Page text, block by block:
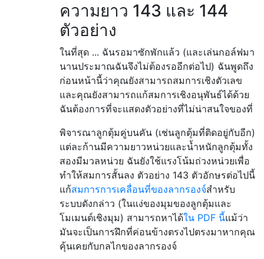
ความยาว 143 และ 144
ตัวอย่าง
ในที่สุด ... ฉันรอมาซักพักแล้ว (และเล่นกอล์ฟมา
นานประมาณฉันจึงไม่ต้องรออีกต่อไป) ฉันพูดถึง
ก่อนหน้านี้ว่าคุณยังสามารถสมการเชิงตัวเลข
และคุณยังสามารถแก้สมการเชิงอนุพันธ์ได้ด้วย
ฉันต้องการที่จะแสดงตัวอย่างที่ไม่น่าสนใจของที่
พิจารณาลูกตุ้มคู่บนคัน (เช่นลูกตุ้มที่ติดอยู่กับอีก)
แต่ละก้านมีความยาวหน่วยและน้ำหนักลูกตุ้มทั้ง
สองมีมวลหน่วย ฉันยังใช้แรงโน้มถ่วงหน่วยเพื่อ
ทำให้สมการสั้นลง ตัวอย่าง 143 ตัวอักษรต่อไปนี้
แก้สมการการเคลื่อนที่ของลากรองจ์สำหรับ
ระบบดังกล่าว (ในแง่ของมุมของลูกตุ้มและ
โมเมนต์เชิงมุม) สามารถหาได้ใน PDF นี้แม้ว่า
มันจะเป็นการฝึกที่ค่อนข้างตรงไปตรงมาหากคุณ
คุ้นเคยกับกลไกของลากรองจ์